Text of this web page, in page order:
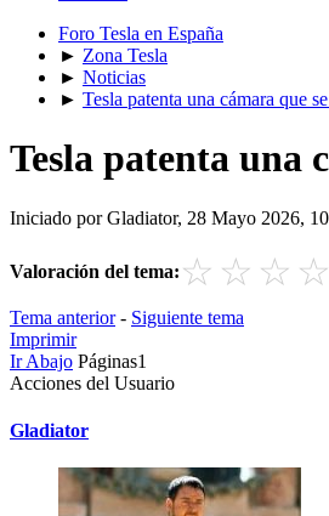
Foro Tesla en España
► Zona Tesla
► Noticias
► Tesla patenta una cámara que
Tesla patenta una
Iniciado por Gladiator, 28 Mayo 2026,
Valoración del tema: ☆ ☆ ☆ ☆
Tema anterior- Siguiente tema
Imprimir
Ir Abajo Páginas1
Acciones del Usuario
Gladiator